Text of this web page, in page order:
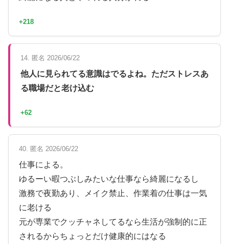
+218
14. 匿名 2026/06/22
他人に見られてる意識はでるよね。ただストレスあ
る職場だと老け込む
+62
40. 匿名 2026/06/22
仕事による。
ゆるーい暇つぶしみたいな仕事なら綺麗になるし
激務で夜勤あり、メイク禁止、作業着の仕事は一気
に老ける
元が専業でクッチャネしてるなら生活が強制的に正
されるからちょっとだけ健康的にはなる